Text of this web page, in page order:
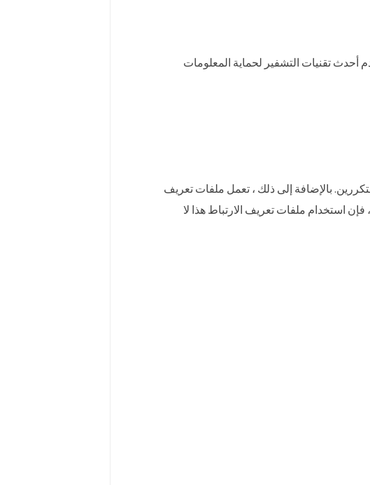
تقنيات التشفير لحماية المعلومات
بالإضافة إلى ذلك ، تعمل ملفات تعريف
استخدام ملفات تعريف الارتباط هذا لا